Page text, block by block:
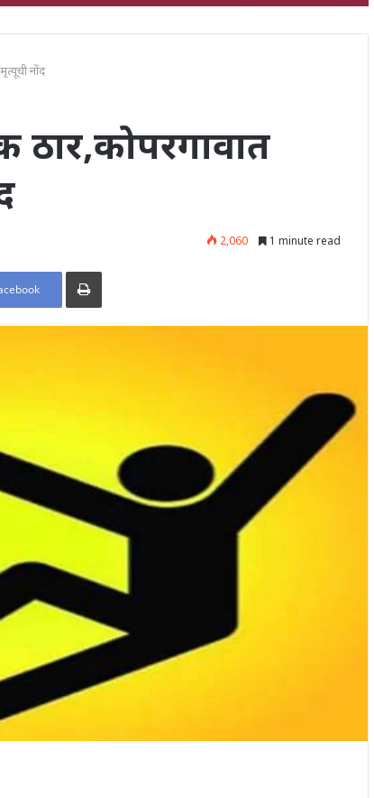
नोंद
ठार,कोपरगावात
2,060 1 minute read
Print